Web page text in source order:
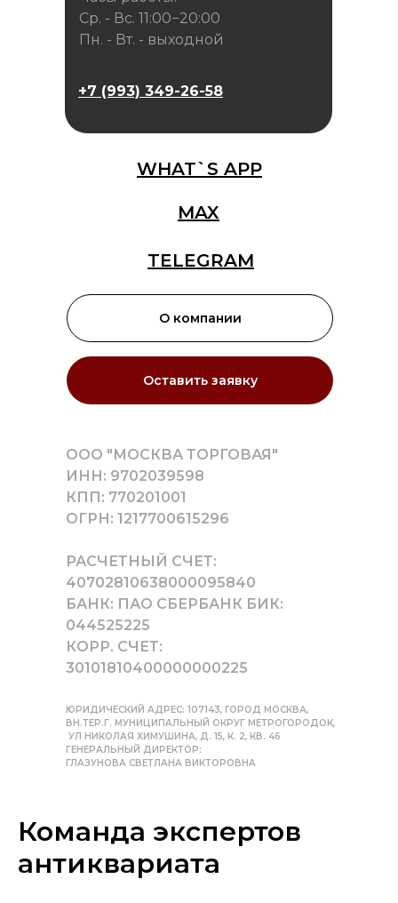
Оставить заявку
О компании
MAX
TELEGRAM
WHAT`S APP
Ср. - Вс. 11:00−20:00
Пн. - Вт. - выходной
ООО "МОСКВА ТОРГОВАЯ"
ИНН: 9702039598
КПП: 770201001
ОГРН: 1217700615296
РАСЧЕТНЫЙ СЧЕТ:
40702810638000095840
БАНК: ПАО СБЕРБАНК БИК:
044525225
КОРР. СЧЕТ:
30101810400000000225
ЮРИДИЧЕСКИЙ АДРЕС: 107143, ГОРОД МОСКВА,
ВН.ТЕР.Г. МУНИЦИПАЛЬНЫЙ ОКРУГ МЕТРОГОРОДОК,
УЛ НИКОЛАЯ ХИМУШИНА, Д. 15, К. 2, КВ. 46
ГЕНЕРАЛЬНЫЙ ДИРЕКТОР:
ГЛАЗУНОВА СВЕТЛАНА ВИКТОРОВНА
+7 (993) 349-26-58
Команда экспертов
антиквариата